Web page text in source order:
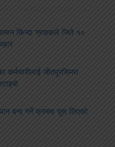
किन्दा ग्राहकले जिते १०
जीतपुरसिमरा
बन्द गर्ने क्रममा घुस लिएको